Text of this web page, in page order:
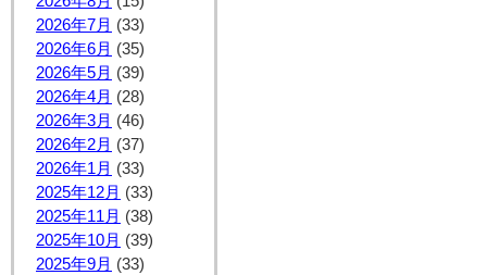
2026年7月 (33)
2026年6月 (35)
2026年5月 (39)
2026年4月 (28)
2026年3月 (46)
2026年2月 (37)
2026年1月 (33)
2025年12月 (33)
2025年11月 (38)
2025年10月 (39)
2025年9月 (33)